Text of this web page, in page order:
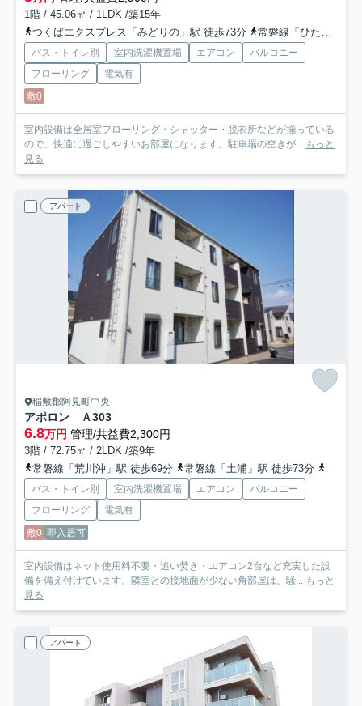
1階 / 45.06㎡ / 1LDK /築15年
つくばエクスプレス「みどりの」駅 徒歩73分
常磐線「ひたち野うしく」駅 徒歩83分
バス・トイレ別 室内洗濯機置場 エアコン
バルコニー
フローリング
電気有
敷0
室内設備は全居室フローリング・シャッター・脱衣所などが揃っている
ので、快適に過ごしやすいお部屋になります。駐車場の空きが... もっと
見る
アパート
稲敷郡阿見町中央
アポロン Ａ303
6.8万円 管理/共益費2,300円
3階 / 72.75㎡ / 2LDK /築9年
常磐線「荒川沖」駅 徒歩69分
常磐線「土浦」駅 徒歩73分
バス・トイレ別 室内洗濯機置場 エアコン
バルコニー
フローリング
電気有
敷0 即入居可
室内設備はネット使用料不要・追い焚き・エアコン2台など充実した設
備を備え付けています。隣室との接地面が少ない角部屋は、騒... もっと
見る
アパート